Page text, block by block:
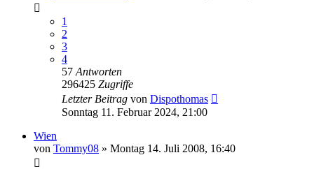
1
2
3
4
57 Antworten
296425 Zugriffe
Letzter Beitrag von Dispothomas
Sonntag 11. Februar 2024, 21:00
Wien
von Tommy08 » Montag 14. Juli 2008, 16:40